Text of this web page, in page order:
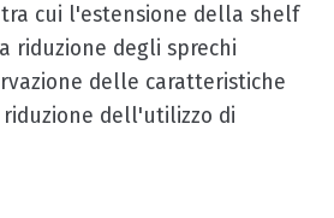
cui l'estensione della shelf
riduzione degli sprechi
delle caratteristiche
dell'utilizzo di